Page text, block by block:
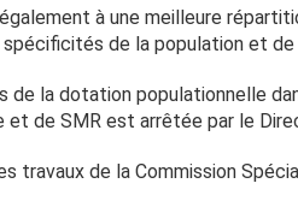
à une meilleure
de la population et
de la dotation populationnelle
de SMR est arrêtée par le
travaux de la Commission